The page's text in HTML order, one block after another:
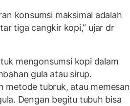
konsumsi maksimal adalah
tiga cangkir kopi,” ujar dr
mengonsumsi kopi dalam
gula atau sirup.
metode tubruk, atau memesan
Dengan begitu tubuh bisa